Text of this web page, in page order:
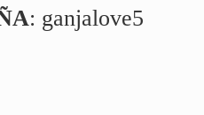
: ganjalove5